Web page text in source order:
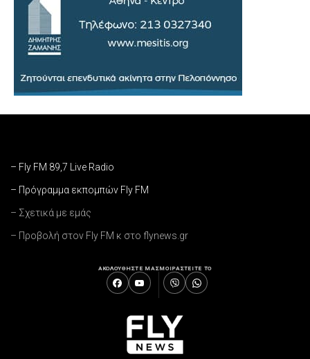
– Fly FM 89,7 Live Radio
– Πρόγραμμα εκπομπών Fly FM
– Σχετικά με εμάς
– Προβολή στον Fly FM κ στο flynews.gr
ΑΚΟΛΟΥΘΗΣΤΕ ΜΑΣΜΟΙΡΑΣΤΕΙΤΕ ΤΟ